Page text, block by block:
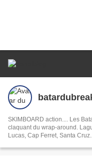
SKIMBOARD action.... Les
claquant du wrap-around. Laguna Beach, Sununga, Hossegor, Cabo San
Lucas, Cap Ferret, Santa